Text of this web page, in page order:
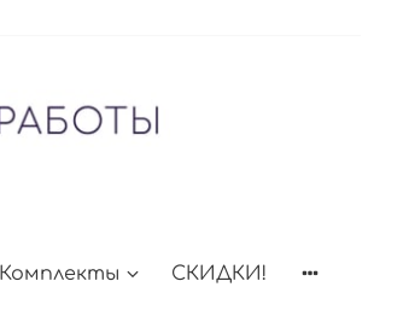
Комплекты СКИДКИ!